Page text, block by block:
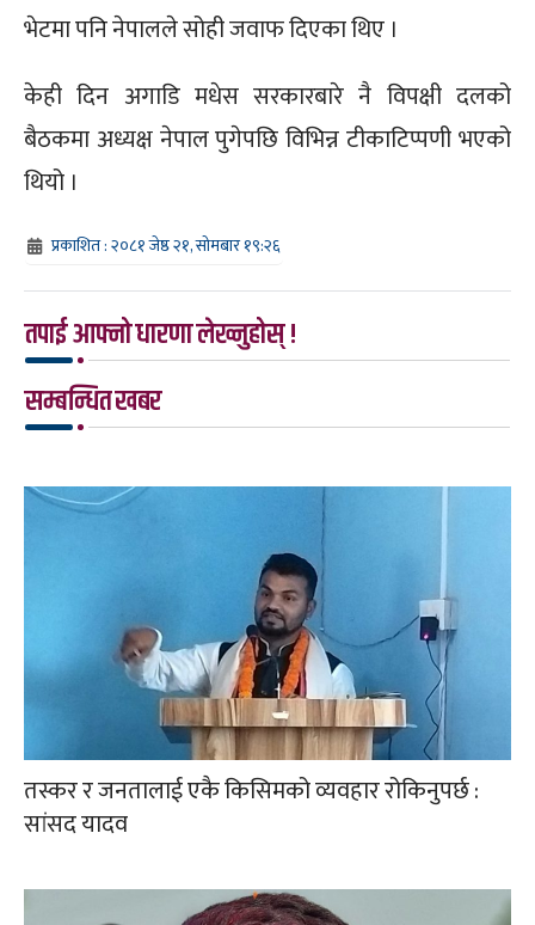
भेटमा पनि नेपालले सोही जवाफ दिएका थिए ।
केही दिन अगाडि मधेस सरकारबारे नै विपक्षी दलको
बैठकमा अध्यक्ष नेपाल पुगेपछि विभिन्न टीकाटिप्पणी भएको
थियो ।
प्रकाशित : २०८१ जेष्ठ २१, सोमबार १९:२६
तपाई आफ्नो धारणा लेख्नुहोस् !
सम्बन्धित खबर
तस्कर र जनतालाई एकै किसिमको व्यवहार रोकिनुपर्छ :
सांसद यादव